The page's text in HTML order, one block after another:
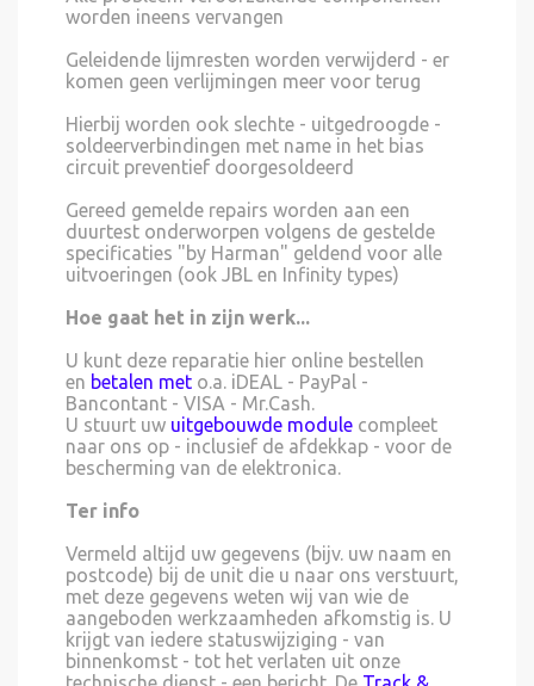
worden ineens vervangen
Geleidende lijmresten worden verwijderd - er
komen geen verlijmingen meer voor terug
Hierbij worden ook slechte - uitgedroogde -
soldeerverbindingen met name in het bias
circuit preventief doorgesoldeerd
Gereed gemelde repairs worden aan een
duurtest onderworpen volgens de gestelde
specificaties "by Harman" geldend voor alle
uitvoeringen (ook JBL en Infinity types)
Hoe gaat het in zijn werk...
U kunt deze reparatie hier online bestellen
en betalen met o.a. iDEAL - PayPal -
Bancontant - VISA - Mr.Cash.
U stuurt uw uitgebouwde module compleet
naar ons op - inclusief de afdekkap - voor de
bescherming van de elektronica.
Ter info
Vermeld altijd uw gegevens (bijv. uw naam en
postcode) bij de unit die u naar ons verstuurt,
met deze gegevens weten wij van wie de
aangeboden werkzaamheden afkomstig is. U
krijgt van iedere statuswijziging - van
binnenkomst - tot het verlaten uit onze